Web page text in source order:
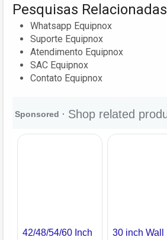
Pesquisas Relacionadas
Whatsapp Equipnox
Suporte Equipnox
Atendimento Equipnox
SAC Equipnox
Contato Equipnox